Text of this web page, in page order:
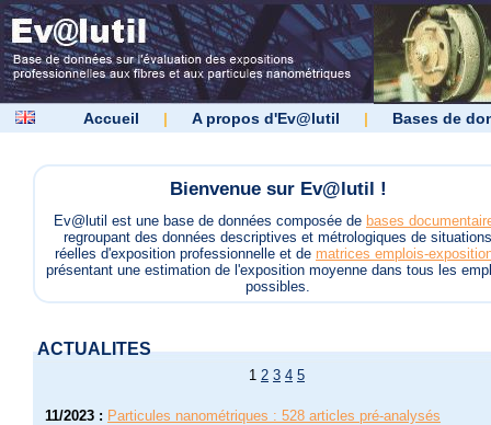
Accueil | A propos d'Ev@lutil | Bases de
Bienvenue sur Ev@lutil !
Ev@lutil est une base de données composée de bases
regroupant des données descriptives et métrologiques de situations
réelles d'exposition professionnelle et de matrices emplois-
présentant une estimation de l'exposition moyenne dans tous les
possibles.
ACTUALITES
1 2 3 4 5
11/2023 : Particules nanométriques : 528 articles pré-analysés